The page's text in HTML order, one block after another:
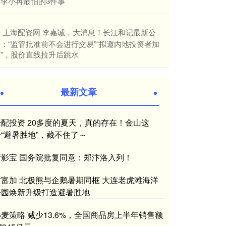
​上海配资网 李嘉诚，大消息！长江和记最新公
“监管批准前不会进行交易”“拟邀内地投资者加
，股价直线拉升后跳水
最新文章
投资 20多度的夏天，真的存在！金山这
避暑胜地”，藏不住了～
宝 国务院批复同意：郑汴洛入列！
加 北极熊与企鹅暑期同框 大连老虎滩海洋
焕新升级打造避暑胜地
策略 减少13.6%，全国商品房上半年销售额